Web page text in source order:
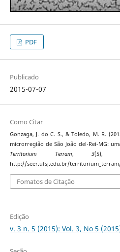
PDF
Publicado
2015-07-07
Como Citar
Gonzaga, J. do C. S., & Toledo, M. R.
microrregião de São João del-Rei-MG:
Territorium Terram,3(5),
http://seer.ufsj.edu.br/
Fomatos de Citação
Edição
v. 3 n. 5 (2015): Vol. 3, No 5